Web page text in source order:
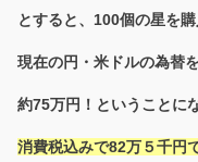
とすると、100個の星を
現在の円・米ドルの為替
約75万円！ということに
消費税込みで82万５千円